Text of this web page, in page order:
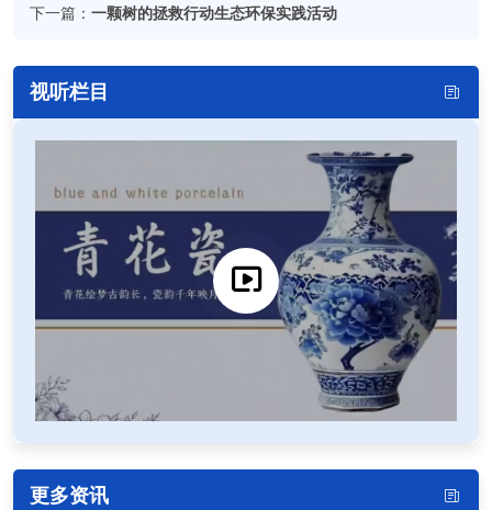
视听栏目
更多资讯
下一篇： 一颗树的拯救行动生态环保实践活动